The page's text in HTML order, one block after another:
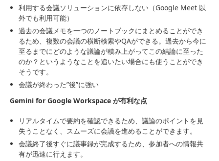
利用する会議ソリューションに依存しない（Google Meet 以
外でも利用可能）
過去の会議メモを一つのノートブックにまとめることができ
るため、複数の会議の横断検索やQAができる。過去から今に
至るまでにどのような議論が積み上がってこの結論に至った
のか？というようなことを追いたい場合にも使うことができ
そうです。
会議が終わった”後”に強い
Gemini for Google Workspace が有利な点
リアルタイムで要約を確認できるため、議論のポイントを見
失うことなく、スムーズに会議を進めることができます。
会議終了後すぐに議事録が完成するため、参加者への情報共
有が迅速に行えます。